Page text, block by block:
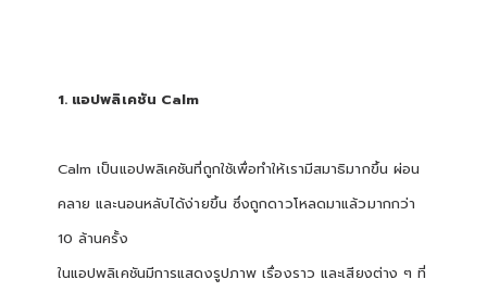
1. แอปพลิเคชัน Calm
Calm เป็นแอปพลิเคชันที่ถูกใช้เพื่อทำให้เรามีสมาธิมากขึ้น ผ่อน
คลาย และนอนหลับได้ง่ายขึ้น ซึ่งถูกดาวโหลดมาแล้วมากกว่า
10 ล้านครั้ง
ในแอปพลิเคชันมีการแสดงรูปภาพ เรื่องราว และเสียงต่าง ๆ ที่